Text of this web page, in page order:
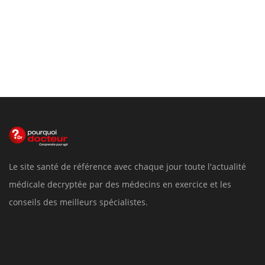
Le site santé de référence avec chaque jour toute l'actualité
médicale decryptée par des médecins en exercice et les
conseils des meilleurs spécialistes.